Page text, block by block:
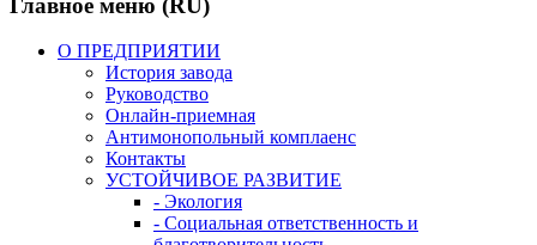
О ПРЕДПРИЯТИИ
История завода
Руководство
Онлайн-приемная
Антимонопольный комплаенс
Контакты
УСТОЙЧИВОЕ РАЗВИТИЕ
- Экология
- Социальная ответственность и